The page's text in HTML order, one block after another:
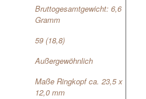
Bruttogesamtgewicht: 6,6
Gramm
59 (18,8)
Außergewöhnlich
Maße Ringkopf ca. 23,5 x
12,0 mm